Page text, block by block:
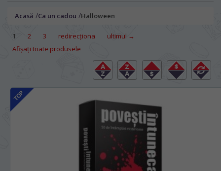
Acasă /Ca un cadou /Halloween
1 2 3 redirecţiona
ultimul →
Afișați toate produsele